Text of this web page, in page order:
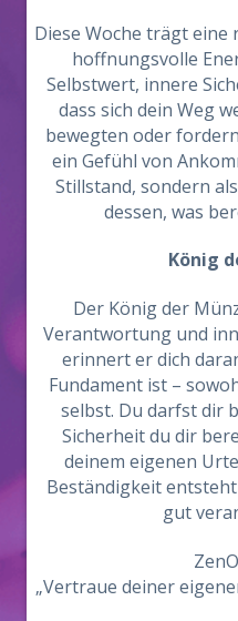
Diese Woche trägt eine
hoffnungsvolle
Selbstwert, innere
dass sich dein Weg
bewegten oder
ein Gefühl von
Stillstand, sondern
dessen, was
König
Der König der
Verantwortung und
erinnert er dich
Fundament ist –
selbst. Du darfst dir
Sicherheit du dir
deinem eigenen
Beständigkeit
gut
„Vertraue deiner